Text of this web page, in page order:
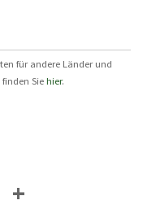
für andere Länder und
Siehier.
+